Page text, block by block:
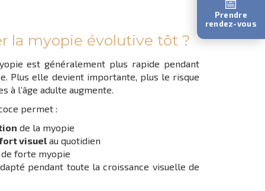
la myopie évolutive tôt ?
est généralement plus rapide pendant
Plus elle devient importante, plus le risque
à l’âge adulte augmente.
permet :
de la myopie
visuelau quotidien
forte myopie
pendant toute la croissance visuelle de
Prendre
rendez-vous